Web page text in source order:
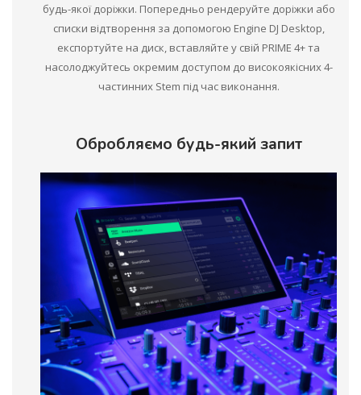
будь-якої доріжки. Попередньо рендеруйте доріжки або
списки відтворення за допомогою Engine DJ Desktop,
експортуйте на диск, вставляйте у свій PRIME 4+ та
насолоджуйтесь окремим доступом до високоякісних 4-
частинних Stem під час виконання.
Обробляємо будь-який запит